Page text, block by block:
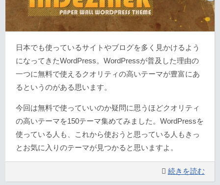
日本でも使っているサイトやブログを多く見かけるよう
になってきたWordPress。WordPressが普及した理由の
一つに無料で使えるクオリティの高いテーマが豊富にあ
るというのがある思います。
今回は無料で使っていいのか疑問に思うほどクオリティ
の高いテーマを150テーマ集めてみました。WordPressを
使っている人も、これから使おうと思っている人もきっ
とお気に入りのテーマが見つかると思いますよ。
続きを読む